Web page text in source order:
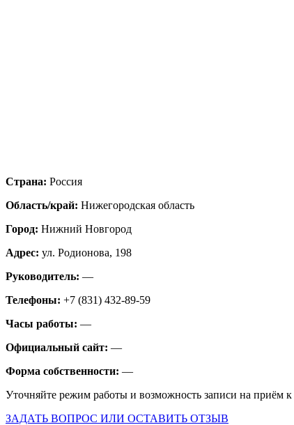
Страна: Россия
Область/край: Нижегородская область
Город: Нижний Новгород
Адрес: ул. Родионова, 198
Руководитель: —
Телефоны: +7 (831) 432-89-59
Часы работы: —
Официальный сайт: —
Форма собственности: —
Уточняйте режим работы и возможность записи на приём
ЗАДАТЬ ВОПРОС ИЛИ ОСТАВИТЬ ОТЗЫВ